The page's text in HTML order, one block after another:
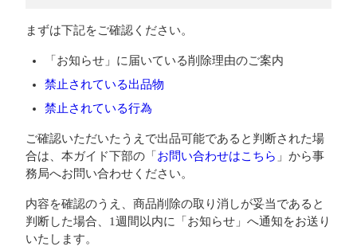
まずは下記をご確認ください。
「お知らせ」に届いている削除理由のご案内
禁止されている出品物
禁止されている行為
ご確認いただいたうえで出品可能であると判断された場
合は、本ガイド下部の「 お問い合わせはこちら 」から事
務局へお問い合わせください。
内容を確認のうえ、商品削除の取り消しが妥当であると
判断した場合、1週間以内に「お知らせ」へ通知をお送り
いたします。